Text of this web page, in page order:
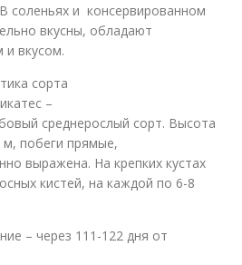
соленьях и консервированном
вкусны, обладают
вкусом.
сорта
–
среднерослый сорт. Высота
побеги прямые,
выражена. На крепких кустах
кистей, на каждой по 6-8
– через 111-122 дня от